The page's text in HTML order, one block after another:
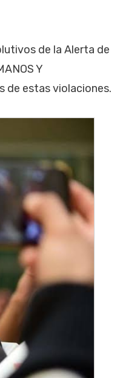
de la Alerta de
Y
de estas violaciones.